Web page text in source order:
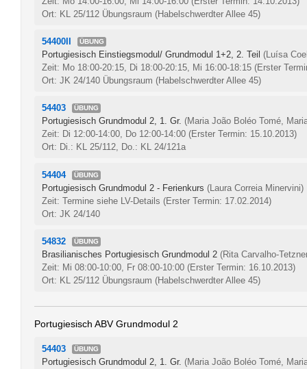
Ort: KL 25/112 Übungsraum (Habelschwerdter Allee 45)
54400II ÜBUNG
Portugiesisch Einstiegsmodul/ Grundmodul 1+2, 2. Teil (Luísa
Zeit: Mo 18:00-20:15, Di 18:00-20:15, Mi 16:00-18:15 (Erster
Ort: JK 24/140 Übungsraum (Habelschwerdter Allee 45)
54403 ÜBUNG
Portugiesisch Grundmodul 2, 1. Gr. (Maria João Boléo Tomé,
Zeit: Di 12:00-14:00, Do 12:00-14:00 (Erster Termin: 15.10.2013)
Ort: Di.: KL 25/112, Do.: KL 24/121a
54404 ÜBUNG
Portugiesisch Grundmodul 2 - Ferienkurs (Laura Correia Minervini)
Zeit: Termine siehe LV-Details (Erster Termin: 17.02.2014)
Ort: JK 24/140
54832 ÜBUNG
Brasilianisches Portugiesisch Grundmodul 2 (Rita Carvalho-
Zeit: Mi 08:00-10:00, Fr 08:00-10:00 (Erster Termin: 16.10.2013)
Ort: KL 25/112 Übungsraum (Habelschwerdter Allee 45)
Portugiesisch ABV Grundmodul 2
54403 ÜBUNG
Portugiesisch Grundmodul 2, 1. Gr. (Maria João Boléo Tomé,